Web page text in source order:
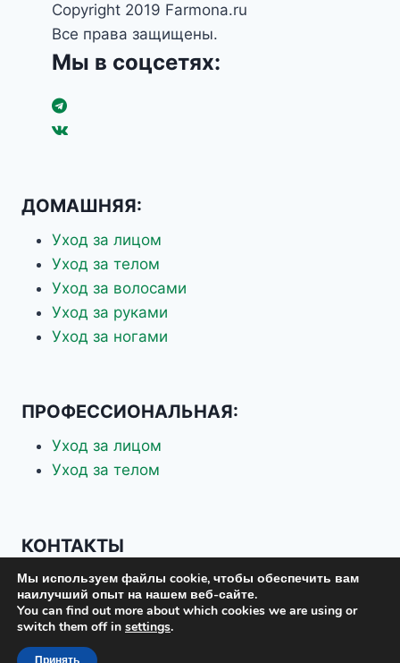
Copyright 2019 Farmona.ru
Все права защищены.
Мы в соцсетях:
ДОМАШНЯЯ:
Уход за лицом
Уход за телом
Уход за волосами
Уход за руками
Уход за ногами
ПРОФЕССИОНАЛЬНАЯ:
Уход за лицом
Уход за телом
КОНТАКТЫ
+7 926 337-70-88
+7 903 619-75-37
eskosplus@mail.ru
Мы используем файлы cookie, чтобы обеспечить вам
наилучший опыт на нашем веб-сайте.
You can find out more about which cookies we are using or
switch them off in settings.